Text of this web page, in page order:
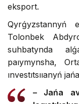
eksport.
Qyrǵyzstannyń
Tolonbek
suhbatynda
paıymynsha,
ınvestıtsııanyń
– Jańa